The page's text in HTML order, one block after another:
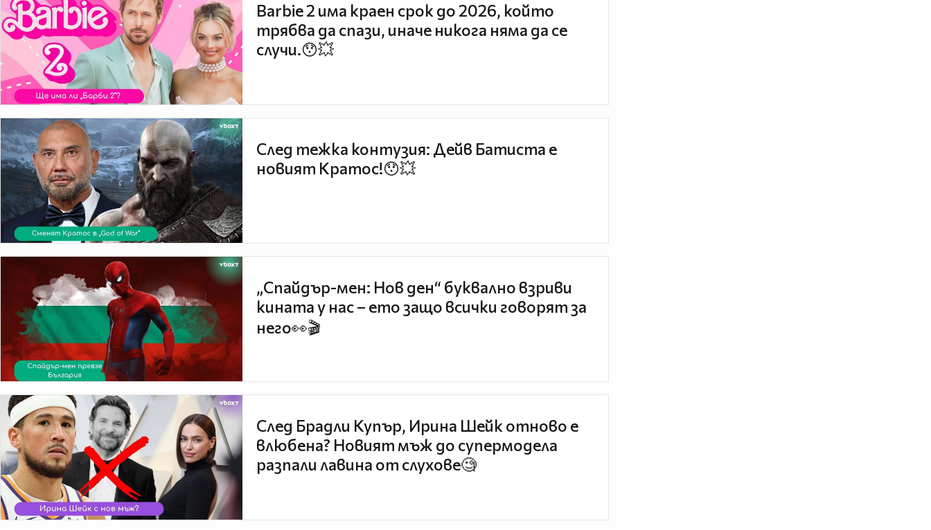
Barbie 2 има краен срок до 2026, който
трябва да спази, иначе никога няма да се
случи.😯💥
След тежка контузия: Дейв Батиста е
новият Кратос!😯💥
„Спайдър-мен: Нов ден“ буквално взриви
кината у нас – ето защо всички говорят за
него👀🎬
След Брадли Купър, Ирина Шейк отново е
влюбена? Новият мъж до супермодела
разпали лавина от слухове🧐